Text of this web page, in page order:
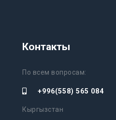
Контакты
По всем вопросам:
+996(558) 565 084
Кыргызстан